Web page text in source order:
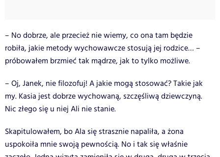
– No dobrze, ale przecież nie wiemy, co ona tam będzie
robiła, jakie metody wychowawcze stosują jej rodzice… –
próbowałem brzmieć tak mądrze, jak to tylko możliwe.
– Oj, Janek, nie filozofuj! A jakie mogą stosować? Takie jak
my. Kasia jest dobrze wychowaną, szczęśliwą dziewczyną.
Nic złego się u niej Ali nie stanie.
Skapitulowałem, bo Ala się strasznie napaliła, a żona
uspokoiła mnie swoją pewnością. No i tak się właśnie